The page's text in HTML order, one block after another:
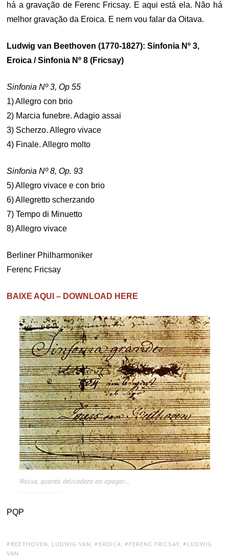
há a gravação de Ferenc Fricsay. E aqui está ela. Não há
melhor gravação da Eroica. E nem vou falar da Oitava.
Ludwig van Beethoven (1770-1827): Sinfonia Nº 3,
Eroica / Sinfonia Nº 8 (Fricsay)
Sinfonia Nº 3, Op 55
1) Allegro con brio
2) Marcia funebre. Adagio assai
3) Scherzo. Allegro vivace
4) Finale. Allegro molto
Sinfonia Nº 8, Op. 93
5) Allegro vivace e con brio
6) Allegretto scherzando
7) Tempo di Minuetto
8) Allegro vivace
Berliner Philharmoniker
Ferenc Fricsay
BAIXE AQUI – DOWNLOAD HERE
Nossa, quanta delicadeza ao apagar…
PQP
TAGS:
BEETHOVEN, LUDWIG VAN , EROICA, FERENC FRICSAY, LUDWIG
VAN